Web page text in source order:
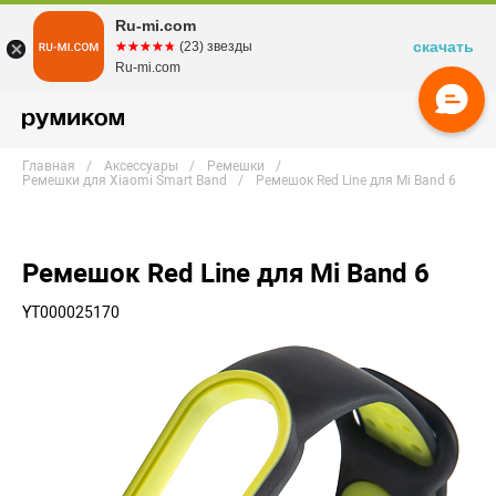
Главная Аксессуары
Ремешки
Ремешки для Xiaomi Smart Band
Ремешок Red Line для Mi Band 6
Ремешок Red Line для Mi Band 6
YT000025170
Ru-mi.com
☆☆☆☆☆
★★★★★ (23) звезды
Ru-mi.com
скачать